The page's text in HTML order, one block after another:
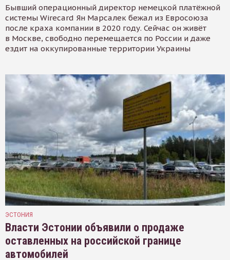
Бывший операционный директор немецкой платёжной
системы Wirecard Ян Марсалек бежал из Евросоюза
после краха компании в 2020 году. Сейчас он живёт
в Москве, свободно перемещается по России и даже
ездит на оккупированные территории Украины
ЭСТОНИЯ
Власти Эстонии объявили о продаже
оставленных на российской границе
автомобилей